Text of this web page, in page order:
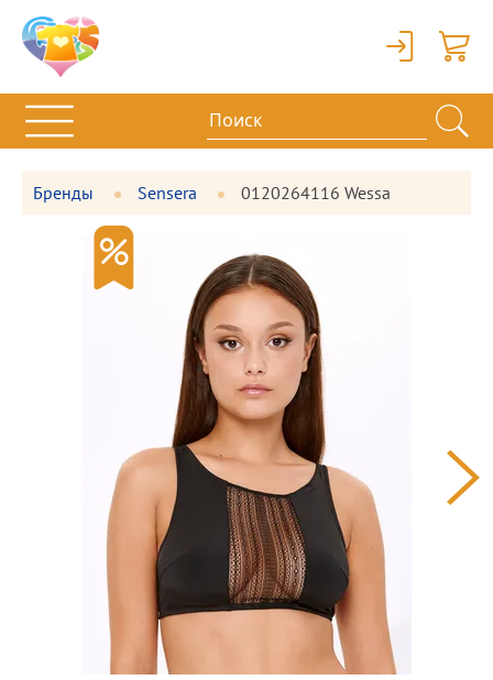
Вход
Бренды Sensera 0120264116 Wessa
товара
Большая
фотография